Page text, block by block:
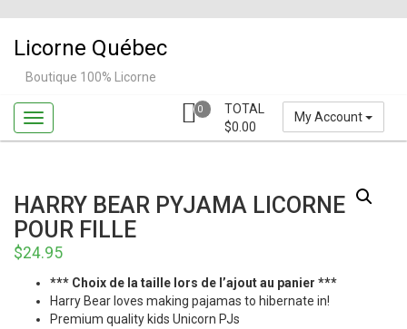
content
Licorne Québec
Boutique 100% Licorne
My Account
0
TOTAL
$0.00
HARRY BEAR PYJAMA LICORNE
POUR FILLE
$24.95
*** Choix de la taille lors de l’ajout au panier ***
Harry Bear loves making pajamas to hibernate in!
Premium quality kids Unicorn PJs